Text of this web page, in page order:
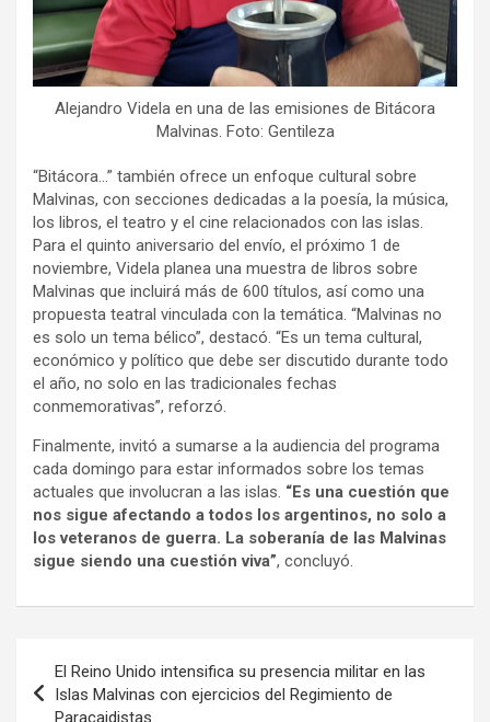
Alejandro Videla en una de las emisiones de Bitácora
Malvinas. Foto: Gentileza
“Bitácora…” también ofrece un enfoque cultural sobre
Malvinas, con secciones dedicadas a la poesía, la música,
los libros, el teatro y el cine relacionados con las islas.
Para el quinto aniversario del envío, el próximo 1 de
noviembre, Videla planea una muestra de libros sobre
Malvinas que incluirá más de 600 títulos, así como una
propuesta teatral vinculada con la temática. “Malvinas no
es solo un tema bélico”, destacó. “Es un tema cultural,
económico y político que debe ser discutido durante todo
el año, no solo en las tradicionales fechas
conmemorativas”, reforzó.
Finalmente, invitó a sumarse a la audiencia del programa
cada domingo para estar informados sobre los temas
actuales que involucran a las islas. “Es una cuestión que
nos sigue afectando a todos los argentinos, no solo a
los veteranos de guerra. La soberanía de las Malvinas
sigue siendo una cuestión viva”, concluyó.
de
El Reino Unido intensifica su presencia militar en las
Islas Malvinas con ejercicios del Regimiento de
Paracaidistas